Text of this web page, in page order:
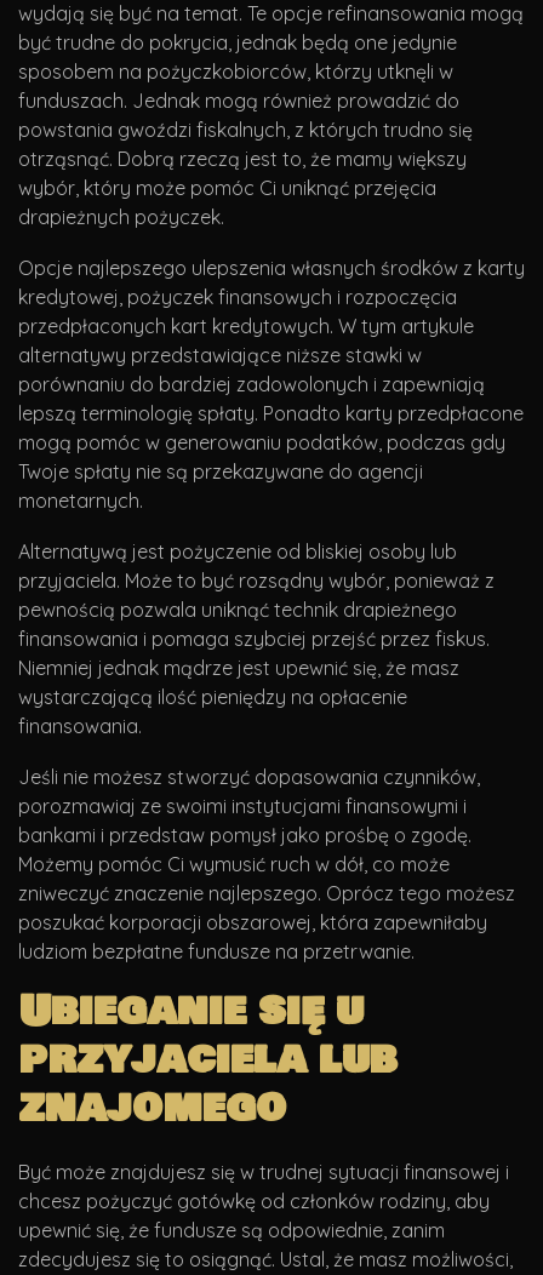
wydają się być na temat. Te opcje refinansowania mogą
być trudne do pokrycia, jednak będą one jedynie
sposobem na pożyczkobiorców, którzy utknęli w
funduszach. Jednak mogą również prowadzić do
powstania gwoździ fiskalnych, z których trudno się
otrząsnąć. Dobrą rzeczą jest to, że mamy większy
wybór, który może pomóc Ci uniknąć przejęcia
drapieżnych pożyczek.
Opcje najlepszego ulepszenia własnych środków z karty
kredytowej, pożyczek finansowych i rozpoczęcia
przedpłaconych kart kredytowych. W tym artykule
alternatywy przedstawiające niższe stawki w
porównaniu do bardziej zadowolonych i zapewniają
lepszą terminologię spłaty. Ponadto karty przedpłacone
mogą pomóc w generowaniu podatków, podczas gdy
Twoje spłaty nie są przekazywane do agencji
monetarnych.
Alternatywą jest pożyczenie od bliskiej osoby lub
przyjaciela. Może to być rozsądny wybór, ponieważ z
pewnością pozwala uniknąć technik drapieżnego
finansowania i pomaga szybciej przejść przez fiskus.
Niemniej jednak mądrze jest upewnić się, że masz
wystarczającą ilość pieniędzy na opłacenie
finansowania.
Jeśli nie możesz stworzyć dopasowania czynników,
porozmawiaj ze swoimi instytucjami finansowymi i
bankami i przedstaw pomysł jako prośbę o zgodę.
Możemy pomóc Ci wymusić ruch w dół, co może
zniweczyć znaczenie najlepszego. Oprócz tego możesz
poszukać korporacji obszarowej, która zapewniłaby
ludziom bezpłatne fundusze na przetrwanie.
Ubieganie się u
przyjaciela lub
znajomego
Być może znajdujesz się w trudnej sytuacji finansowej i
chcesz pożyczyć gotówkę od członków rodziny, aby
upewnić się, że fundusze są odpowiednie, zanim
zdecydujesz się to osiągnąć. Ustal, że masz możliwości,